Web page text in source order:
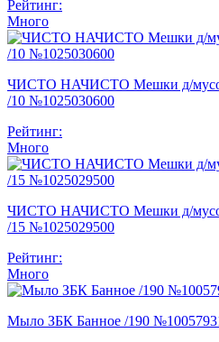
Рейтинг:
Много
ЧИСТО НАЧИСТО Мешки д/
/10 №1025030600
Рейтинг:
Много
ЧИСТО НАЧИСТО Мешки д/
/15 №1025029500
Рейтинг:
Много
Мыло ЗБК Банное /190